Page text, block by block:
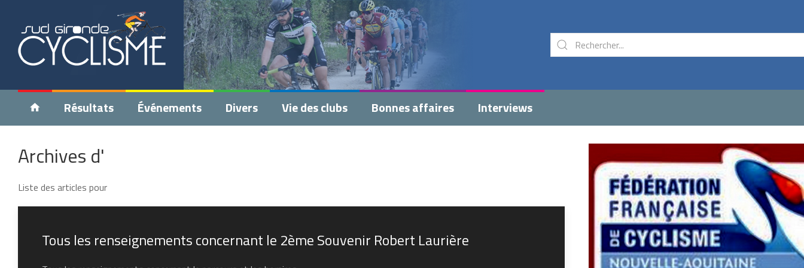
Résultats Événements Divers Vie des clubs Bonnes affaires Interviews
Archives d'
Liste des articles pour
Tous les renseignements concernant le 2ème Souvenir Robert Laurière